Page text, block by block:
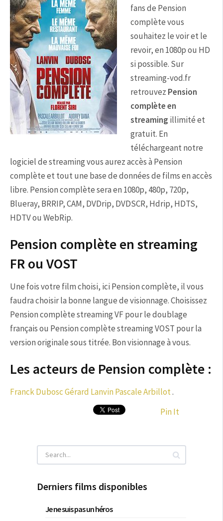
fans de Pension
complète vous
souhaitez le voir et le
revoir, en 1080p ou HD
si possible. Sur
streaming-vod.fr
retrouvez Pension
complète en
streaming illimité et
gratuit. En
téléchargeant notre
logiciel de streaming vous aurez accès à Pension
complète et tout une base de données de films en accès
libre. Pension complète sera en 1080p, 480p, 720p,
Blueray, BRRIP, CAM, DVDrip, DVDSCR, Hdrip, HDTS,
HDTV ou WebRip.
Pension complète en streaming
FR ou VOST
Une fois votre film choisi, ici Pension complète, il vous
faudra choisir la bonne langue de visionnage. Choisissez
Pension complète streaming VF pour le doublage
français ou Pension complète streaming VOST pour la
version originale sous titrée. Bon visionnage à vous.
Les acteurs de Pension complète :
Franck DuboscGérard LanvinPascale Arbillot.
Pin It
Derniers films disponibles
Je ne suis pas un héros